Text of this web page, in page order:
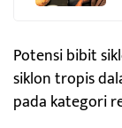
Potensi bibit
siklon tropis
pada kategori